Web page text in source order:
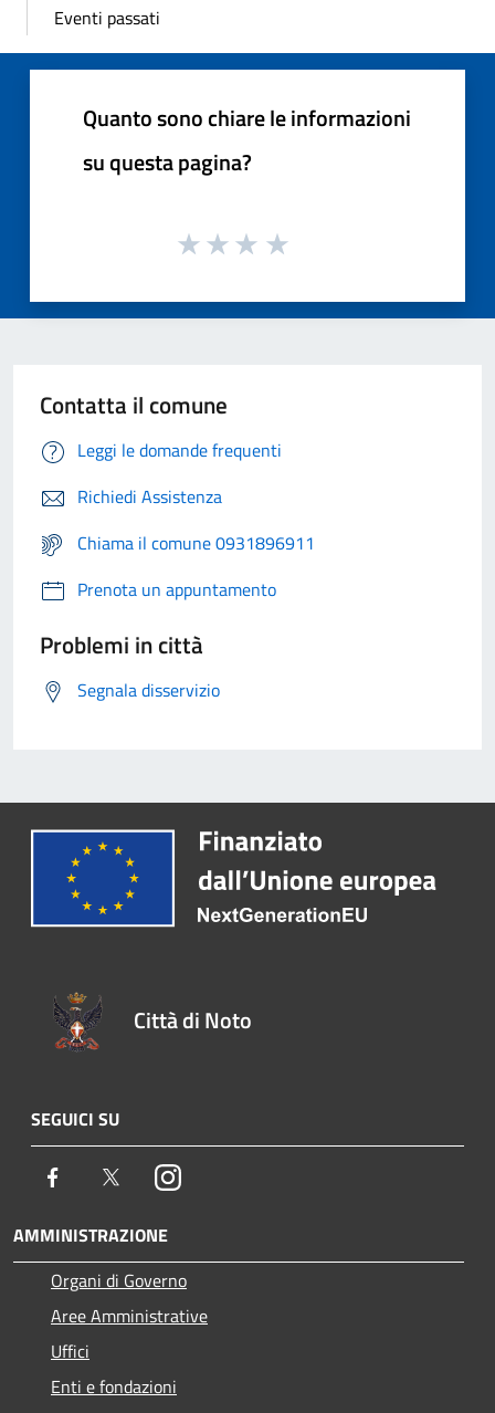
Eventi passati
Quanto sono chiare le informazioni
su questa pagina?
Contatta il comune
Leggi le domande frequenti
Richiedi Assistenza
Chiama il comune 0931896911
Prenota un appuntamento
Problemi in città
Segnala disservizio
Città di Noto
SEGUICI SU
Facebook TwitterInstagram
AMMINISTRAZIONE
Organi di Governo
Aree Amministrative
Uffici
Enti e fondazioni